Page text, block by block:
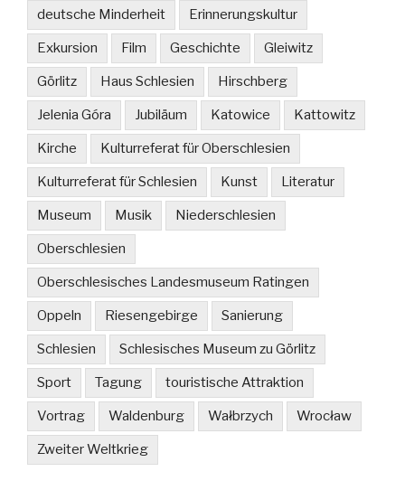
deutsche Minderheit Erinnerungskultur
Exkursion Film Geschichte Gleiwitz
Görlitz Haus Schlesien Hirschberg
Jelenia Góra Jubiläum Katowice Kattowitz
Kirche Kulturreferat für Oberschlesien
Kulturreferat für Schlesien Kunst Literatur
Museum Musik Niederschlesien
Oberschlesien
Oberschlesisches Landesmuseum Ratingen
Oppeln Riesengebirge Sanierung
Schlesien Schlesisches Museum zu Görlitz
Sport Tagung touristische Attraktion
Vortrag Waldenburg Wałbrzych Wrocław
Zweiter Weltkrieg